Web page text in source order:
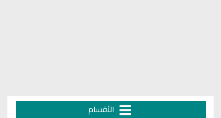
الأقسام